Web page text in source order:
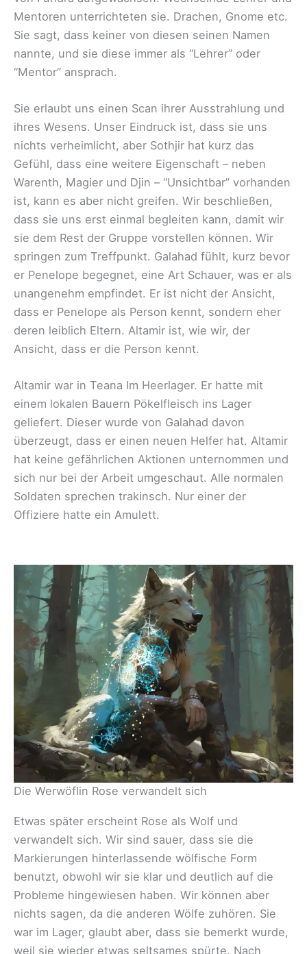
Mentoren unterrichteten sie. Drachen, Gnome etc.
Sie sagt, dass keiner von diesen seinen Namen
nannte, und sie diese immer als “Lehrer” oder
“Mentor” ansprach.
Sie erlaubt uns einen Scan ihrer Ausstrahlung und
ihres Wesens. Unser Eindruck ist, dass sie uns
nichts verheimlicht, aber Sothjir hat kurz das
Gefühl, dass eine weitere Eigenschaft – neben
Warenth, Magier und Djin – “Unsichtbar” vorhanden
ist, kann es aber nicht greifen. Wir beschließen,
dass sie uns erst einmal begleiten kann, damit wir
sie dem Rest der Gruppe vorstellen können. Wir
springen zum Treffpunkt. Galahad fühlt, kurz bevor
er Penelope begegnet, eine Art Schauer, was er als
unangenehm empfindet. Er ist nicht der Ansicht,
dass er Penelope als Person kennt, sondern eher
deren leiblich Eltern. Altamir ist, wie wir, der
Ansicht, dass er die Person kennt.
Altamir war in Teana Im Heerlager. Er hatte mit
einem lokalen Bauern Pökelfleisch ins Lager
geliefert. Dieser wurde von Galahad davon
überzeugt, dass er einen neuen Helfer hat. Altamir
hat keine gefährlichen Aktionen unternommen und
sich nur bei der Arbeit umgeschaut. Alle normalen
Soldaten sprechen trakinsch. Nur einer der
Offiziere hatte ein Amulett.
Die Werwöflin Rose verwandelt sich
Etwas später erscheint Rose als Wolf und
verwandelt sich. Wir sind sauer, dass sie die
Markierungen hinterlassende wölfische Form
benutzt, obwohl wir sie klar und deutlich auf die
Probleme hingewiesen haben. Wir können aber
nichts sagen, da die anderen Wölfe zuhören. Sie
war im Lager, glaubt aber, dass sie bemerkt wurde,
weil sie wieder etwas seltsames spürte. Nach